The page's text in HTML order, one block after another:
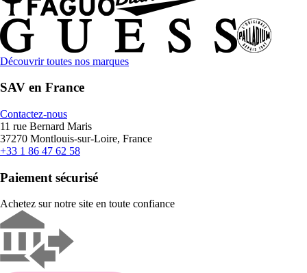
Découvrir toutes nos marques
SAV en France
Contactez-nous
11 rue Bernard Maris
37270 Montlouis-sur-Loire, France
+33 1 86 47 62 58
Paiement sécurisé
Achetez sur notre site en toute confiance